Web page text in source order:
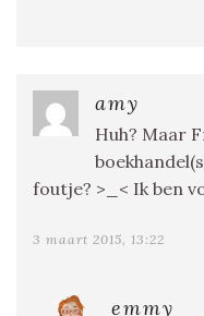
amy
Huh? Maar
foutje? >_< Ik ben
3 maart 2015, 13:22
emmy